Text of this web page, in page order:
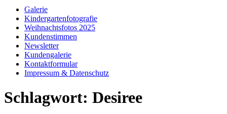
Galerie
Kindergartenfotografie
Weihnachtsfotos 2025
Kundenstimmen
Newsletter
Kundengalerie
Kontaktformular
Impressum & Datenschutz
Schlagwort: Desiree